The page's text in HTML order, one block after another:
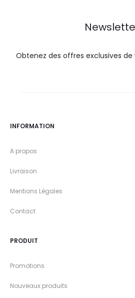
Obtenez des offres exclusives
INFORMATION
A propos
Livraison
Mentions Légales
Contact
PRODUIT
Promotions
Nouveaux produits